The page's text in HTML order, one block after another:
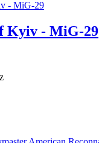
Kyiv - MiG-29